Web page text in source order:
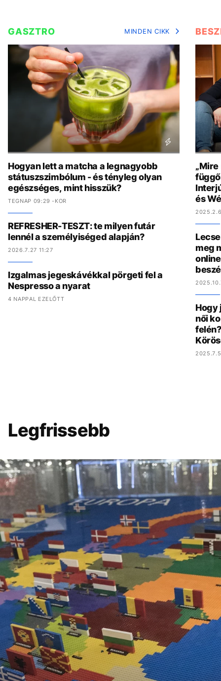
GASZTRO MINDEN CIKK
Hogyan lett a matcha a legnagyobb
státuszszimbólum - és tényleg olyan
egészséges, mint hisszük?
TEGNAP 09:29 -KOR
REFRESHER-TESZT: te milyen futár
lennél a személyiséged alapján?
2026.7.27 11:27
Izgalmas jegeskávékkal pörgeti fel a
Nespresso a nyarat
4 NAPPAL EZELŐTT
és
meg
Hogy
női
Legfrissebb